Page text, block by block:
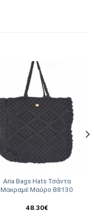
Aria Bags Hats Τσάντα
Μακραμέ Μαύρο Β8130
48.30€